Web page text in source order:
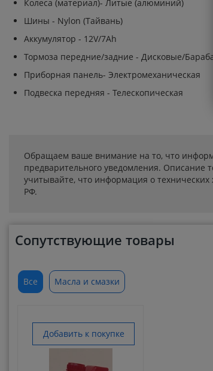
Колеса (материал)- Литые (алюминий)
Шины - Nylon (Тайвань)
Аккумулятор - 12V/7Ah
Тормоза передние/задние - Дисковые/
Приборная панель- Электромеханическая
Подвеска передняя - Телескопическая
Обращаем ваше внимание на то, что
предварительного уведомления. Описание
учитывайте, что информация о технических
РФ.
Сопутствующие товары
Все Масла и смазки
Добавить к покупке